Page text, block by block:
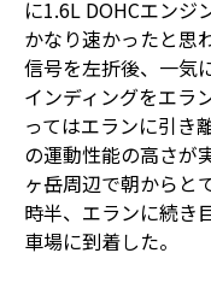
に1.6L DOHCエンジ
かなり速かったと思
信号を左折後、一気
インディングをエラ
ってはエランに引き
の運動性能の高さが
ヶ岳周辺で朝からと
時半、エランに続き
車場に到着した。